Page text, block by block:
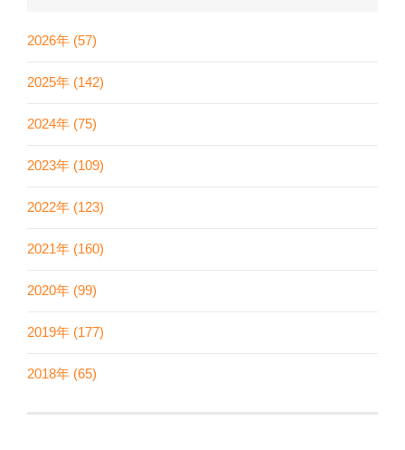
2026年 (57)
2025年 (142)
2024年 (75)
2023年 (109)
2022年 (123)
2021年 (160)
2020年 (99)
2019年 (177)
2018年 (65)